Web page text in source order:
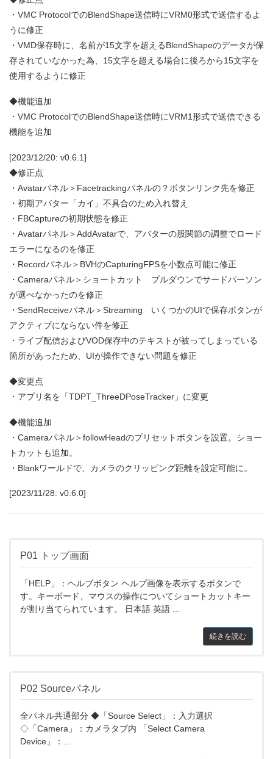
・VMC ProtocolでのBlendShape送信時にVRM0形式で送信するよ
うに修正
・VMD保存時に、名前が15文字を超えるBlendShapeのデータが保
存されていなかった為、15文字を超える場合に後ろから15文字を
使用するように修正
◆機能追加
・VMC ProtocolでのBlendShape送信時にVRM1形式で送信できる
機能を追加
[2023/12/20: v0.6.1]
◆修正点
・Avatarパネル＞Facetrackingパネルの？ボタンリンク先を修正
・初期アバター「カイ」不具合のため入れ替え
・FBCaptureの初期状態を修正
・Avatarパネル＞AddAvatarで、アバターの股関節の調整でロード
エラーになるのを修正
・Recordパネル＞BVHのCapturingFPSを小数点可能に修正
・Cameraパネル＞ショートカット プルダウンでサードパーソン
が選べなかったのを修正
・SendReceiveパネル＞Streaming いくつかのUIで保存ボタンが
アクティブにならない件を修正
・ライブ配信およびVOD保存中のテキストが被ってしまっている
箇所があったため、UIが操作できない問題を修正
◆変更点
・アプリ名を「TDPT_ThreeDPoseTracker」に変更
◆機能追加
・Cameraパネル＞followHeadのプリセットボタンを設置。ショー
トカットも追加。
・Blankワールドで、カメラのクリッピング距離を設定可能に。
[2023/11/28: v0.6.0]
P01 トップ画面
「HELP」：ヘルプボタン ヘルプ画像を表示するボタンで
す。キーボード、マウスの操作についてショートカットキー
が割り当てられています。 日本語 英語 ...
続きを読む
P02 Sourceパネル
全パネル共通部分 ◆「Source Select」：入力選択
◇「Camera」：カメラタブ内 「Select Camera
Device」：...